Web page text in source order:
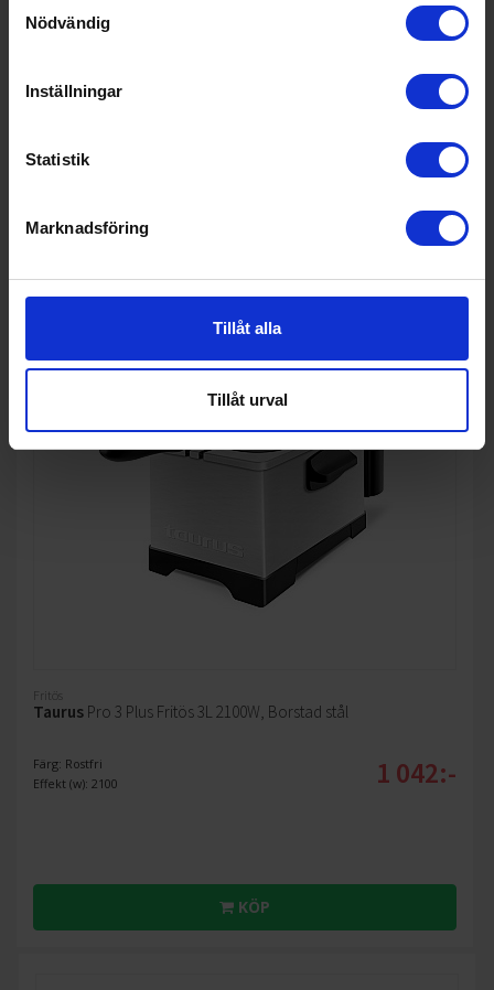
Nödvändig
Inställningar
Statistik
Marknadsföring
Tillåt alla
Tillåt urval
TaurusStavmixer set robot 750 easy
Effekt (w): 750
526:-
KÖP
Fritös
Taurus Pro 3 Plus Fritös 3L 2100W, Borstad stål
Färg: Rostfri
Effekt (w): 2100
1 042:-
KÖP